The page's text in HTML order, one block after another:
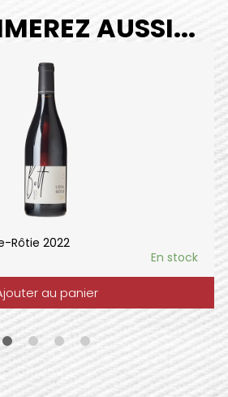
AUSSI...
Rôtie 2022
En stock
au panier